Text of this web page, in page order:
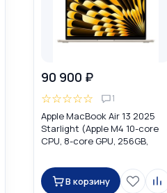
90 900 ₽
☆☆☆☆☆ 1
Apple MacBook Air 13 2025
Starlight (Apple M4 10-core
CPU, 8-core GPU, 256GB,
В корзину